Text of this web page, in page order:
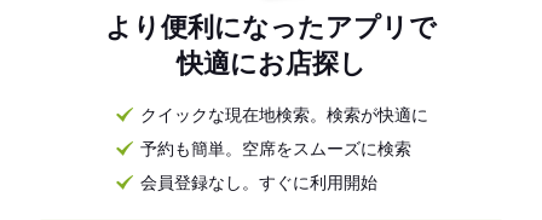
より便利になったアプリで
快適にお店探し
クイックな現在地検索。検索が快適に
予約も簡単。空席をスムーズに検索
会員登録なし。すぐに利用開始